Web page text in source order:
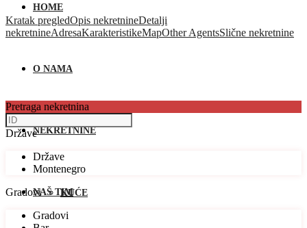
HOME
O NAMA
NEKRETNINE
KUĆE
NAŠ TIM
Kratak pregledOpis nekretnineDetalji
nekretnineAdresaKarakteristikeMapOther AgentsSlične nekretnine
Pretraga nekretnina
Države
Države
Montenegro
Gradovi
Gradovi